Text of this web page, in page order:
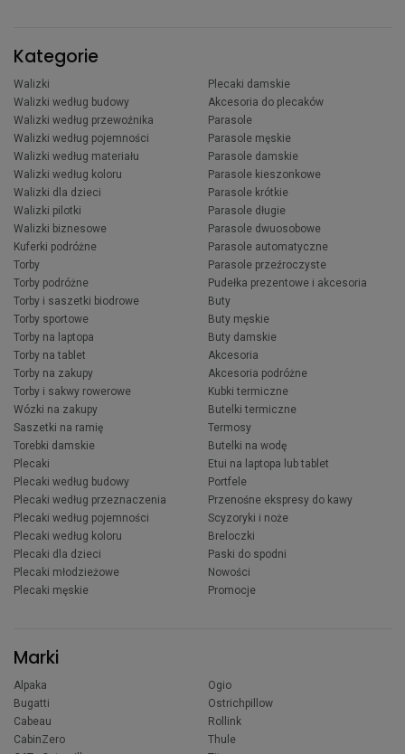
Kategorie
Walizki
Walizki według budowy
Walizki według przewoźnika
Walizki według pojemności
Walizki według materiału
Walizki według koloru
Walizki dla dzieci
Walizki pilotki
Walizki biznesowe
Kuferki podróżne
Torby
Torby podróżne
Torby i saszetki biodrowe
Torby sportowe
Torby na laptopa
Torby na tablet
Torby na zakupy
Torby i sakwy rowerowe
Wózki na zakupy
Saszetki na ramię
Torebki damskie
Plecaki
Plecaki według budowy
Plecaki według przeznaczenia
Plecaki według pojemności
Plecaki według koloru
Plecaki dla dzieci
Plecaki młodzieżowe
Plecaki męskie
Plecaki damskie
Akcesoria do plecaków
Parasole
Parasole męskie
Parasole damskie
Parasole kieszonkowe
Parasole krótkie
Parasole długie
Parasole dwuosobowe
Parasole automatyczne
Parasole przeźroczyste
Pudełka prezentowe i akcesoria
Buty
Buty męskie
Buty damskie
Akcesoria
Akcesoria podróżne
Kubki termiczne
Butelki termiczne
Termosy
Butelki na wodę
Etui na laptopa lub tablet
Portfele
Przenośne ekspresy do kawy
Scyzoryki i noże
Breloczki
Paski do spodni
Nowości
Promocje
Marki
Alpaka
Bugatti
Cabeau
CabinZero
Ogio
Ostrichpillow
Rollink
Thule